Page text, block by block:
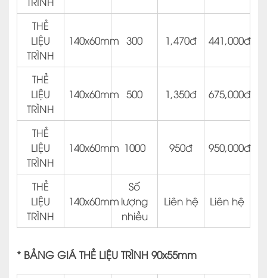
THẺ
LIỆU
TRÌNH
140x60mm 300 1,470đ 441,000đ
THẺ
LIỆU
TRÌNH
140x60mm 500 1,350đ 675,000đ
THẺ
LIỆU
TRÌNH
140x60mm 1000 950đ 950,000đ
THẺ
LIỆU
TRÌNH
140x60mm
Số
lượng
nhiều
Liên hệ Liên hệ
* BẢNG GIÁ THẺ LIỆU TRÌNH 90x55mm